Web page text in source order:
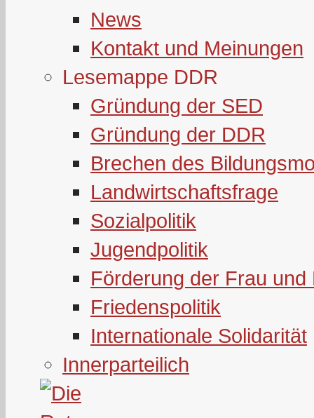
News
Kontakt und Meinungen
Lesemappe DDR
Gründung der SED
Gründung der DDR
Brechen des
Landwirtschaftsfrage
Sozialpolitik
Jugendpolitik
Förderung der Frau und
Friedenspolitik
Internationale Solidarität
Innerparteilich